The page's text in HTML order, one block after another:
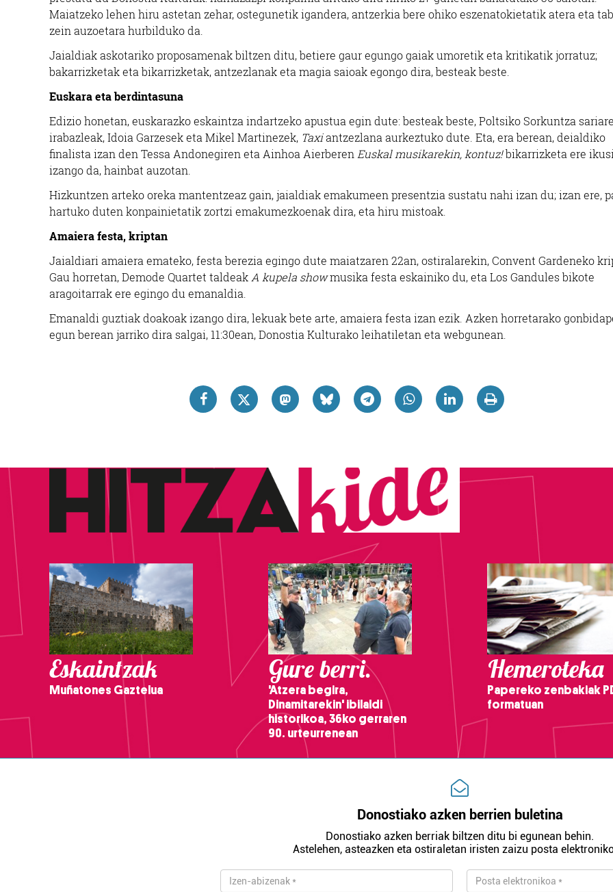
Maiatzeko lehen hiru astetan zehar, ostegunetik igandera, antzerkia bere ohiko eszenatokietatik atera eta
zein auzoetara hurbilduko da.
Jaialdiak askotariko proposamenak biltzen ditu, betiere gaur egungo gaiak umoretik eta kritikatik jorratuz;
bakarrizketak eta bikarrizketak, antzezlanak eta magia saioak egongo dira, besteak beste.
Euskara eta berdintasuna
Edizio honetan, euskarazko eskaintza indartzeko apustua egin dute: besteak beste, Poltsiko Sorkuntza
irabazleak, Idoia Garzesek eta Mikel Martinezek, Taxiantzezlana aurkeztuko dute. Eta, era berean, deialdiko
finalista izan den Tessa Andonegiren eta Ainhoa AierberenEuskal musikarekin, kontuz!bikarrizketa ere
izango da, hainbat auzotan.
Hizkuntzen arteko oreka mantentzeaz gain, jaialdiak emakumeen presentzia sustatu nahi izan du; izan ere,
hartuko duten konpainietatik zortzi emakumezkoenak dira, eta hiru mistoak.
Amaiera festa, kriptan
Jaialdiari amaiera emateko, festa berezia egingo dute maiatzaren 22an, ostiralarekin, Convent Gardeneko
Gau horretan, Demode Quartet taldeakA kupela showmusika festa eskainiko du, eta Los Gandules bikote
aragoitarrak ere egingo du emanaldia.
Emanaldi guztiak doakoak izango dira, lekuak bete arte, amaiera festa izan ezik. Azken horretarako
egun berean jarriko dira salgai, 11:30ean, Donostia Kulturako leihatiletan eta webgunean.
Eskaintzak
Muñatones Gaztelua
Gure berri.
'Atzera begira,
Dinamitarekin' ibilaldi
historikoa, 36ko gerraren
90. urteurrenean
Hemeroteka
Papereko zenbakiak
formatuan
Donostiako azken berrien buletina
Donostiako azken berriak biltzen ditu bi egunean behin.
Astelehen, asteazken eta ostiraletan iristen zaizu posta